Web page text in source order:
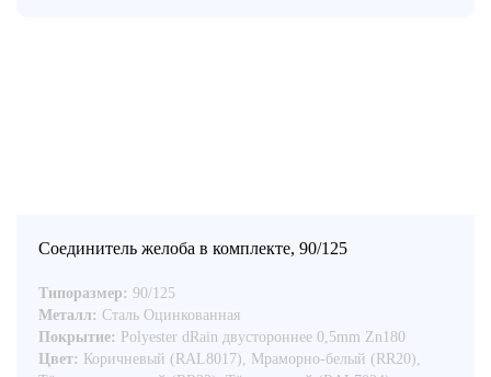
Соединитель желоба в комплекте, 90/125
Типоразмер: 90/125
Металл: Сталь Оцинкованная
Покрытие: Polyester dRain двустороннее 0,5mm Zn180
Цвет: Коричневый (RAL8017), Мраморно-белый (RR20),